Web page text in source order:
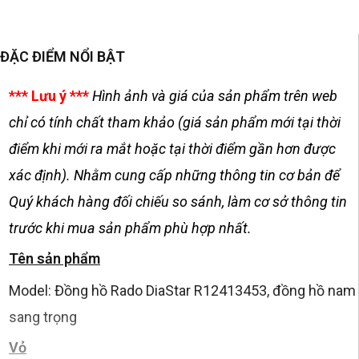
ĐẶC ĐIỂM NỔI BẬT
*** Lưu ý ***Hình ảnh và giá của sản phẩm trên web
chỉ có tính chất tham khảo (giá sản phẩm mới tại thời
điểm khi mới ra mắt hoặc tại thời điểm gần hơn được
xác định). Nhằm cung cấp những thông tin cơ bản để
Quý khách hàng đối chiếu so sánh, làm cơ sở thông tin
trước khi mua sản phẩm phù hợp nhất.
Tên sản phẩm
Model: Đồng hồ Rado DiaStar R12413453, đồng hồ nam
sang trọng
Vỏ